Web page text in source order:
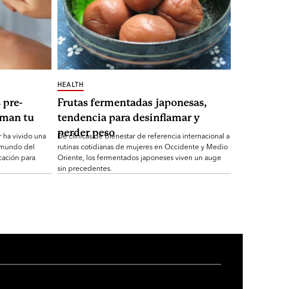
pre-
tu
ha vivido una
del
para
Frutas fermentadas japonesas,
tendencia para desinflamar y
perder peso
HEALTH
De clínicas de bienestar de referencia internacional a
rutinas cotidianas de mujeres en Occidente y Medio
Oriente, los fermentados japoneses viven un auge
sin precedentes.